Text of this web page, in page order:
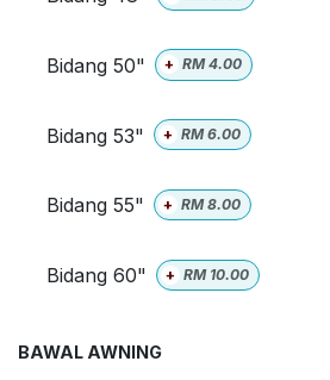
Bidang 50" + RM4.00
Bidang 53" + RM6.00
Bidang 55" + RM8.00
Bidang 60" + RM 10.00
BAWAL AWNING